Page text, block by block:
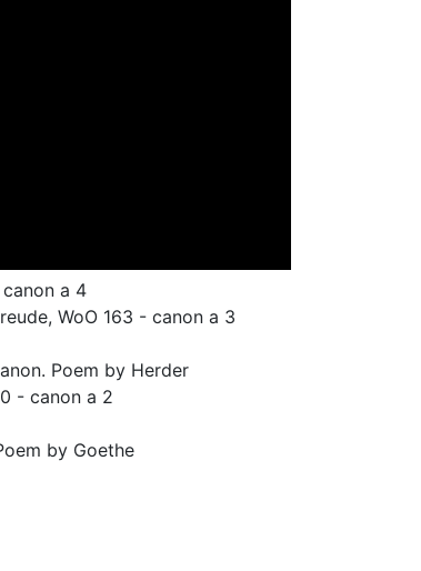
a 4
WoO 163 - canon a 3
Poem by Herder
- canon a 2
by Goethe